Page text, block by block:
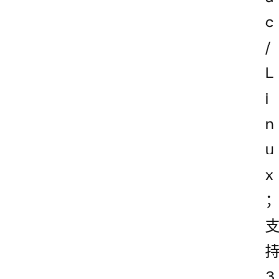
c
/
L
i
n
u
x
；
支
持